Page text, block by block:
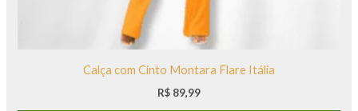
Calça com Cinto Montara Flare Itália
R$ 89,99